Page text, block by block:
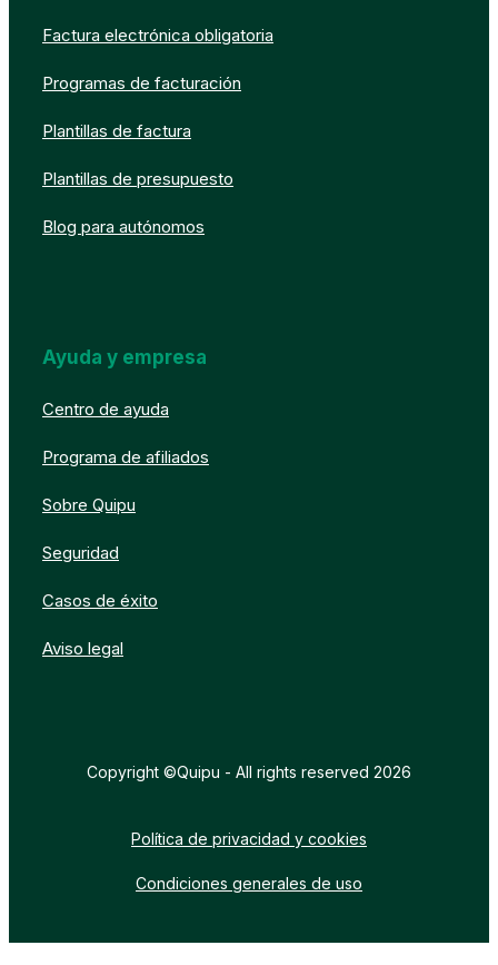
Factura electrónica obligatoria
Programas de facturación
Plantillas de factura
Plantillas de presupuesto
Blog para autónomos
Ayuda y empresa
Centro de ayuda
Programa de afiliados
Sobre Quipu
Seguridad
Casos de éxito
Aviso legal
Copyright ©Quipu - All rights reserved 2026
Política de privacidad y cookies
Condiciones generales de uso